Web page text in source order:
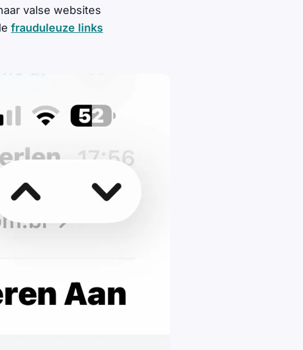
valse websites
frauduleuze links